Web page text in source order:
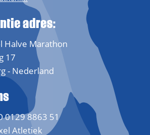
adres:
Halve Marathon
17
- Nederland
0129 8863 51
Atletiek